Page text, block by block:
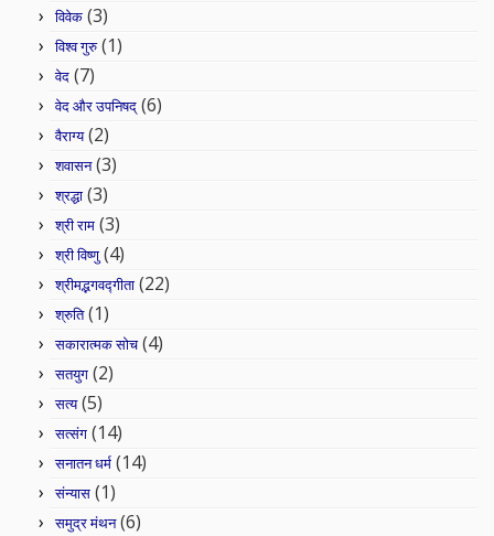
विवेक (3)
विश्व गुरु(1)
वेद (7)
वेद और उपनिषद् (6)
वैराग्य(2)
शवासन(3)
श्रद्धा (3)
श्री राम (3)
श्री विष्णु (4)
श्रीमद्भगवद्गीता (22)
श्रुति(1)
सकारात्मक सोच(4)
सतयुग (2)
सत्य(5)
सत्संग (14)
सनातन धर्म (14)
संन्यास (1)
समुद्र मंथन(6)